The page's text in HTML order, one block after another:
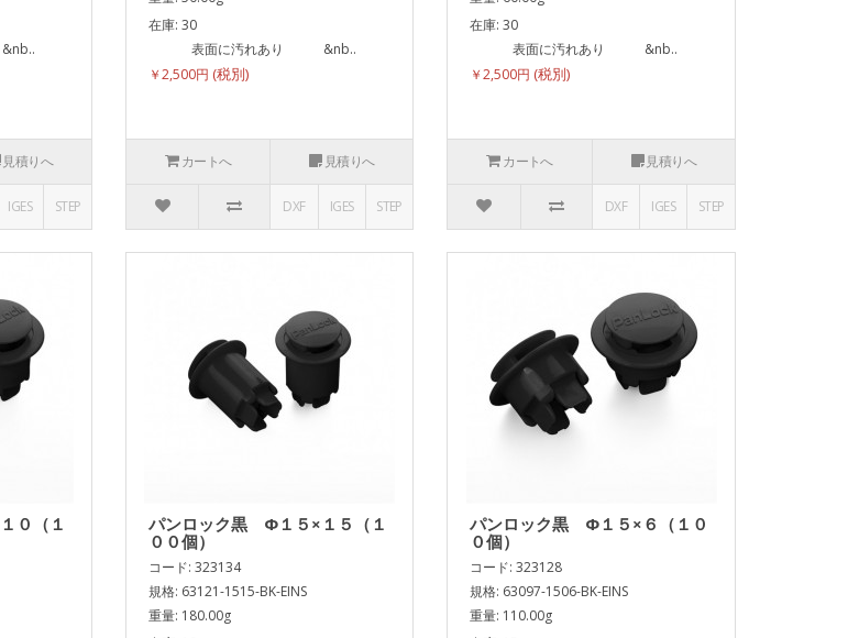
見積りへ
IGES STEP
在庫: 30
表面に汚れあり &nb..
￥2,500円
カートへ 見積りへ
DXF IGES STEP
在庫: 30
表面に汚れあり &nb..
￥2,500円
カートへ 見積りへ
DXF IGES STEP
０（１
パンロック黒 Φ１５×１５（１
００個）
コード: 323134
規格: 63121-1515-BK-EINS
重量: 180.00g
パンロック黒 Φ１５×６（１０
０個）
コード: 323128
規格: 63097-1506-BK-EINS
重量: 110.00g